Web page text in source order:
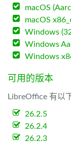
macOS
macOS
Windows
Windows
Windows
可用的版本
LibreOffice 有以
26.2.5
26.2.4
26.2.3